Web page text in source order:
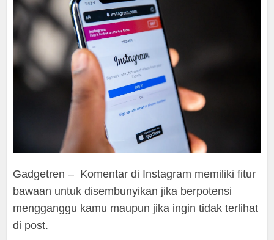
Gadgetren – Komentar di Instagram memiliki fitur
bawaan untuk disembunyikan jika berpotensi
mengganggu kamu maupun jika ingin tidak terlihat
di post.